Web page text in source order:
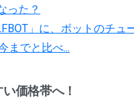
った？
」に、ボットのチ
までと比べ...
価格帯へ！